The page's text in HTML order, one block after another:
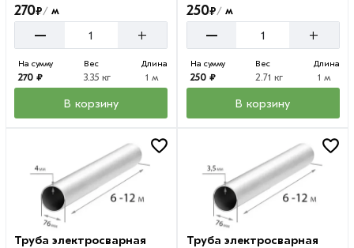
270₽/ м
– +
На сумму
270 ₽
Вес
3.35 кг
Длина
1 м
В корзину
250₽/м
– +
На сумму
250 ₽
Вес
2.71 кг
Длина
1 м
В корзину
Труба электросварная
Труба электросварная